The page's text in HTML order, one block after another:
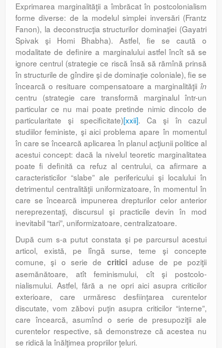
Exprimarea marginalităţii a îmbrăcat în postcolonia­lism
forme diverse: de la modelul simplei inversări (Frantz
Fanon), la deconstrucţia structurilor dominaţiei (Gayatri
Spivak şi Homi Bhabha). Astfel, fie se caută o
modalitate de definire a marginalului astfel încît să se
ignore centrul (strategie ce riscă însă să rămînă prinsă
în structurile de gîndire şi de dominaţie coloniale), fie se
încearcă o resituare compensatoare a marginalităţii în
centru (strategie care transformă marginalul într-un
particular ce nu mai poate pretinde nimic dincolo de
particularitate şi specificitate)[xxii]. Ca şi în cazul
studiilor feministe, şi aici problema apare în momentul
în care se încearcă aplicarea în planul acţiunii politice al
acestui concept: dacă la nivelul teoretic marginalitatea
poate fi definită ca refuz al centrului, ca afirmare a
caracteristicilor “slabe” ale perifericului şi localului în
detrimentul centralităţii uniformizatoare, în momentul în
care se încearcă impunerea drepturilor celor anterior
nereprezentaţi, discursul şi practicile devin în mod
inevitabil “tari”, uniformizatoare, centralizatoare.
După cum s-a putut constata şi pe parcursul acestui
articol, există, pe lîngă surse, teme şi concepte
comune, şi o serie de criticiaduse de pe poziţii
asemănătoare, atît feminismului, cît şi postcolo­
nialismului. Astfel, fără a ne opri aici asupra criticilor
exterioare, care urmăresc desfiinţarea curentelor
discutate, vom zăbovi puţin asupra criticilor “interne”,
care încearcă, asumînd o serie de presupoziţii ale
curentelor respective, să demonstreze că acestea nu
se ridică la înălţimea propriilor ţeluri.